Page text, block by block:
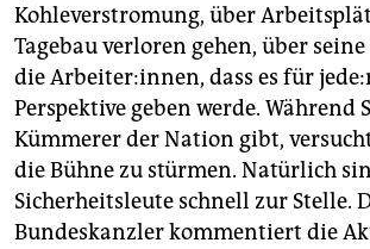
Kohleverstromung, über
Tagebau verloren gehen, über
die Arbeiter:innen, dass es für
Perspektive geben werde. Während
Kümmerer der Nation gibt,
die Bühne zu stürmen. Natürlich
Sicherheitsleute schnell zur Stelle.
Bundeskanzler kommentiert die